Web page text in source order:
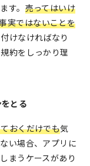
す。 売ってはいけ
実ではないことを
けなければなり
約をしっかり理
とる
おくだけでも気
い場合、アプリに
まうケースがあり